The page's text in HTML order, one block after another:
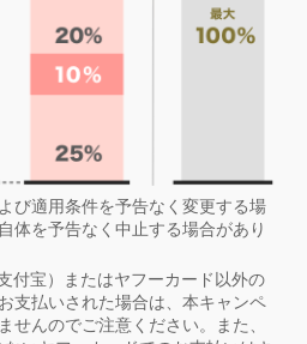
び適用条件を予告なく変更する場
体を予告なく中止する場合があり
付宝）またはヤフーカード以外の
支払いされた場合は、本キャンペ
せんのでご注意ください。また、